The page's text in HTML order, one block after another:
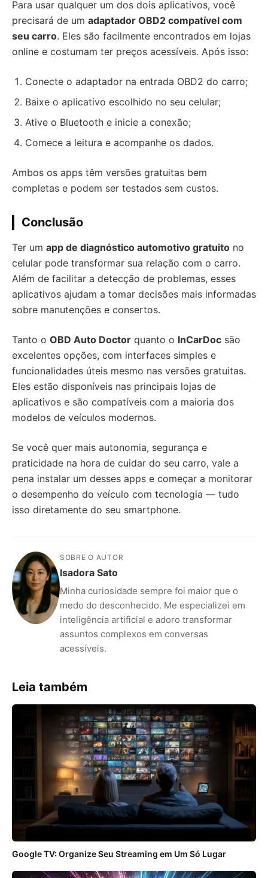
Para usar qualquer um dos dois aplicativos, você
precisará de um adaptador OBD2 compatível com
seu carro. Eles são facilmente encontrados em lojas
online e costumam ter preços acessíveis. Após isso:
Conecte o adaptador na entrada OBD2 do carro;
Baixe o aplicativo escolhido no seu celular;
Ative o Bluetooth e inicie a conexão;
Comece a leitura e acompanhe os dados.
Ambos os apps têm versões gratuitas bem
completas e podem ser testados sem custos.
Conclusão
Ter um app de diagnóstico automotivo gratuito no
celular pode transformar sua relação com o carro.
Além de facilitar a detecção de problemas, esses
aplicativos ajudam a tomar decisões mais informadas
sobre manutenções e consertos.
Tanto o OBD Auto Doctor quanto o InCarDoc são
excelentes opções, com interfaces simples e
funcionalidades úteis mesmo nas versões gratuitas.
Eles estão disponíveis nas principais lojas de
aplicativos e são compatíveis com a maioria dos
modelos de veículos modernos.
Se você quer mais autonomia, segurança e
praticidade na hora de cuidar do seu carro, vale a
pena instalar um desses apps e começar a monitorar
o desempenho do veículo com tecnologia — tudo
isso diretamente do seu smartphone.
SOBRE O AUTOR
Isadora Sato
Minha curiosidade sempre foi maior que o
medo do desconhecido. Me especializei em
inteligência artificial e adoro transformar
assuntos complexos em conversas
acessíveis.
Leia também
Google TV: Organize Seu Streaming em Um Só Lugar